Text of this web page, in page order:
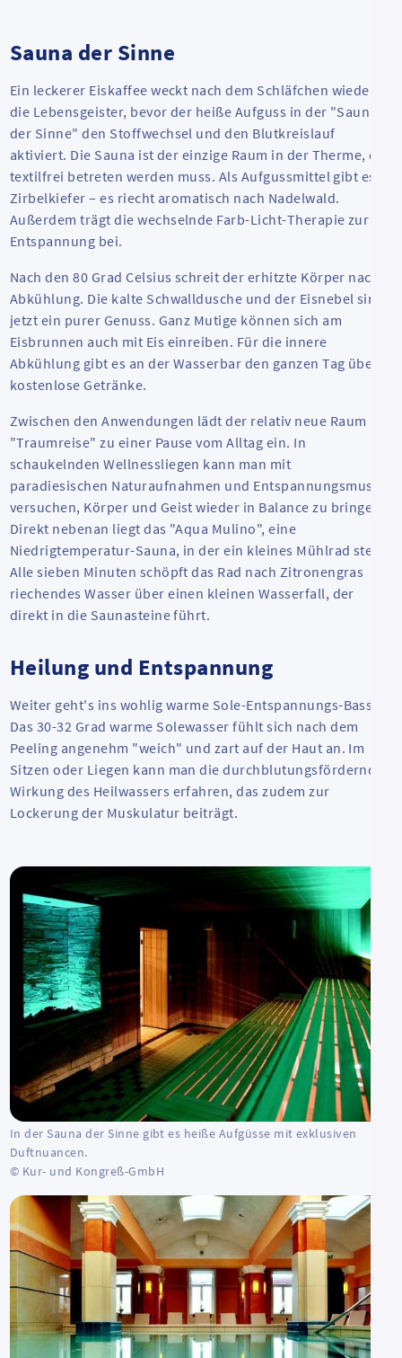
Sauna der Sinne
Ein leckerer Eiskaffee weckt nach dem Schläfchen wieder
die Lebensgeister, bevor der heiße Aufguss in der "Sauna
der Sinne" den Stoffwechsel und den Blutkreislauf
aktiviert. Die Sauna ist der einzige Raum in der Therme, der
textilfrei betreten werden muss. Als Aufgussmittel gibt es
Zirbelkiefer – es riecht aromatisch nach Nadelwald.
Außerdem trägt die wechselnde Farb-Licht-Therapie zur
Entspannung bei.
Nach den 80 Grad Celsius schreit der erhitzte Körper nach
Abkühlung. Die kalte Schwalldusche und der Eisnebel sind
jetzt ein purer Genuss. Ganz Mutige können sich am
Eisbrunnen auch mit Eis einreiben. Für die innere
Abkühlung gibt es an der Wasserbar den ganzen Tag über
kostenlose Getränke.
Zwischen den Anwendungen lädt der relativ neue Raum
"Traumreise" zu einer Pause vom Alltag ein. In
schaukelnden Wellnessliegen kann man mit
paradiesischen Naturaufnahmen und Entspannungsmusik
versuchen, Körper und Geist wieder in Balance zu bringen.
Direkt nebenan liegt das "Aqua Mulino", eine
Niedrigtemperatur-Sauna, in der ein kleines Mühlrad steht.
Alle sieben Minuten schöpft das Rad nach Zitronengras
riechendes Wasser über einen kleinen Wasserfall, der
direkt in die Saunasteine führt.
Heilung und Entspannung
Weiter geht's ins wohlig warme Sole-Entspannungs-Bassin.
Das 30-32 Grad warme Solewasser fühlt sich nach dem
Peeling angenehm "weich" und zart auf der Haut an. Im
Sitzen oder Liegen kann man die durchblutungsfördernde
Wirkung des Heilwassers erfahren, das zudem zur
Lockerung der Muskulatur beiträgt.
In der Sauna der Sinne gibt es heiße Aufgüsse mit exklusiven
Duftnuancen.
© Kur- und Kongreß-GmbH